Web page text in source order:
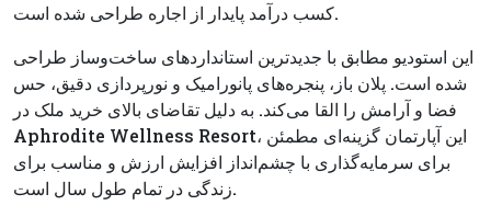
کسب درآمد پایدار از اجاره طراحی شده است.
این استودیو مطابق با جدیدترین استانداردهای ساخت‌وساز طراحی
شده است. پلان باز، پنجره‌های پانورامیک و نورپردازی دقیق، حس
فضا و آرامش را القا می‌کند. به دلیل تقاضای بالای خرید ملک در
Aphrodite Wellness Resort، این آپارتمان گزینه‌ای مطمئن
برای سرمایه‌گذاری با چشم‌انداز افزایش ارزش و مناسب برای
زندگی در تمام طول سال است.